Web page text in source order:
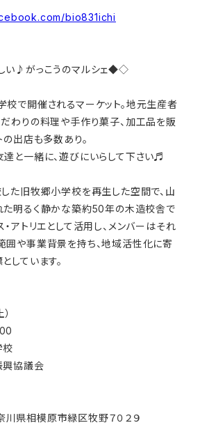
bio831ichi
♪がっこうのマルシェ◆◇
で開催されるマーケット。地元生産者
わりの料理や手作り菓子、加工品を販
の出店も多数あり。
と一緒に、遊びにいらして下さい♬
た旧牧郷小学校を再生した空間で、山
た明るく静かな築約50年の木造校舎で
・アトリエとして活用し、メンバーはそれ
囲や事業背景を持ち、地域活性化に寄
しています。
校
興協議会
県相模原市緑区牧野７０２９